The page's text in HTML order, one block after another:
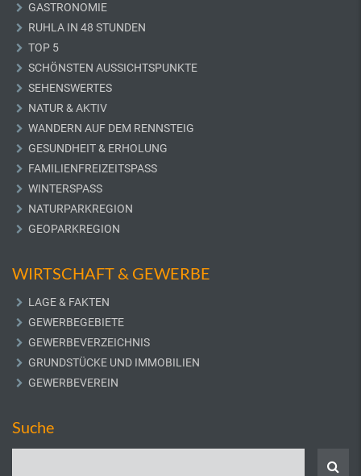
GASTRONOMIE
RUHLA IN 48 STUNDEN
TOP 5
SCHÖNSTEN AUSSICHTSPUNKTE
SEHENSWERTES
NATUR & AKTIV
WANDERN AUF DEM RENNSTEIG
GESUNDHEIT & ERHOLUNG
FAMILIENFREIZEITSPASS
WINTERSPASS
NATURPARKREGION
GEOPARKREGION
WIRTSCHAFT & GEWERBE
LAGE & FAKTEN
GEWERBEGEBIETE
GEWERBEVERZEICHNIS
GRUNDSTÜCKE UND IMMOBILIEN
GEWERBEVEREIN
Suche